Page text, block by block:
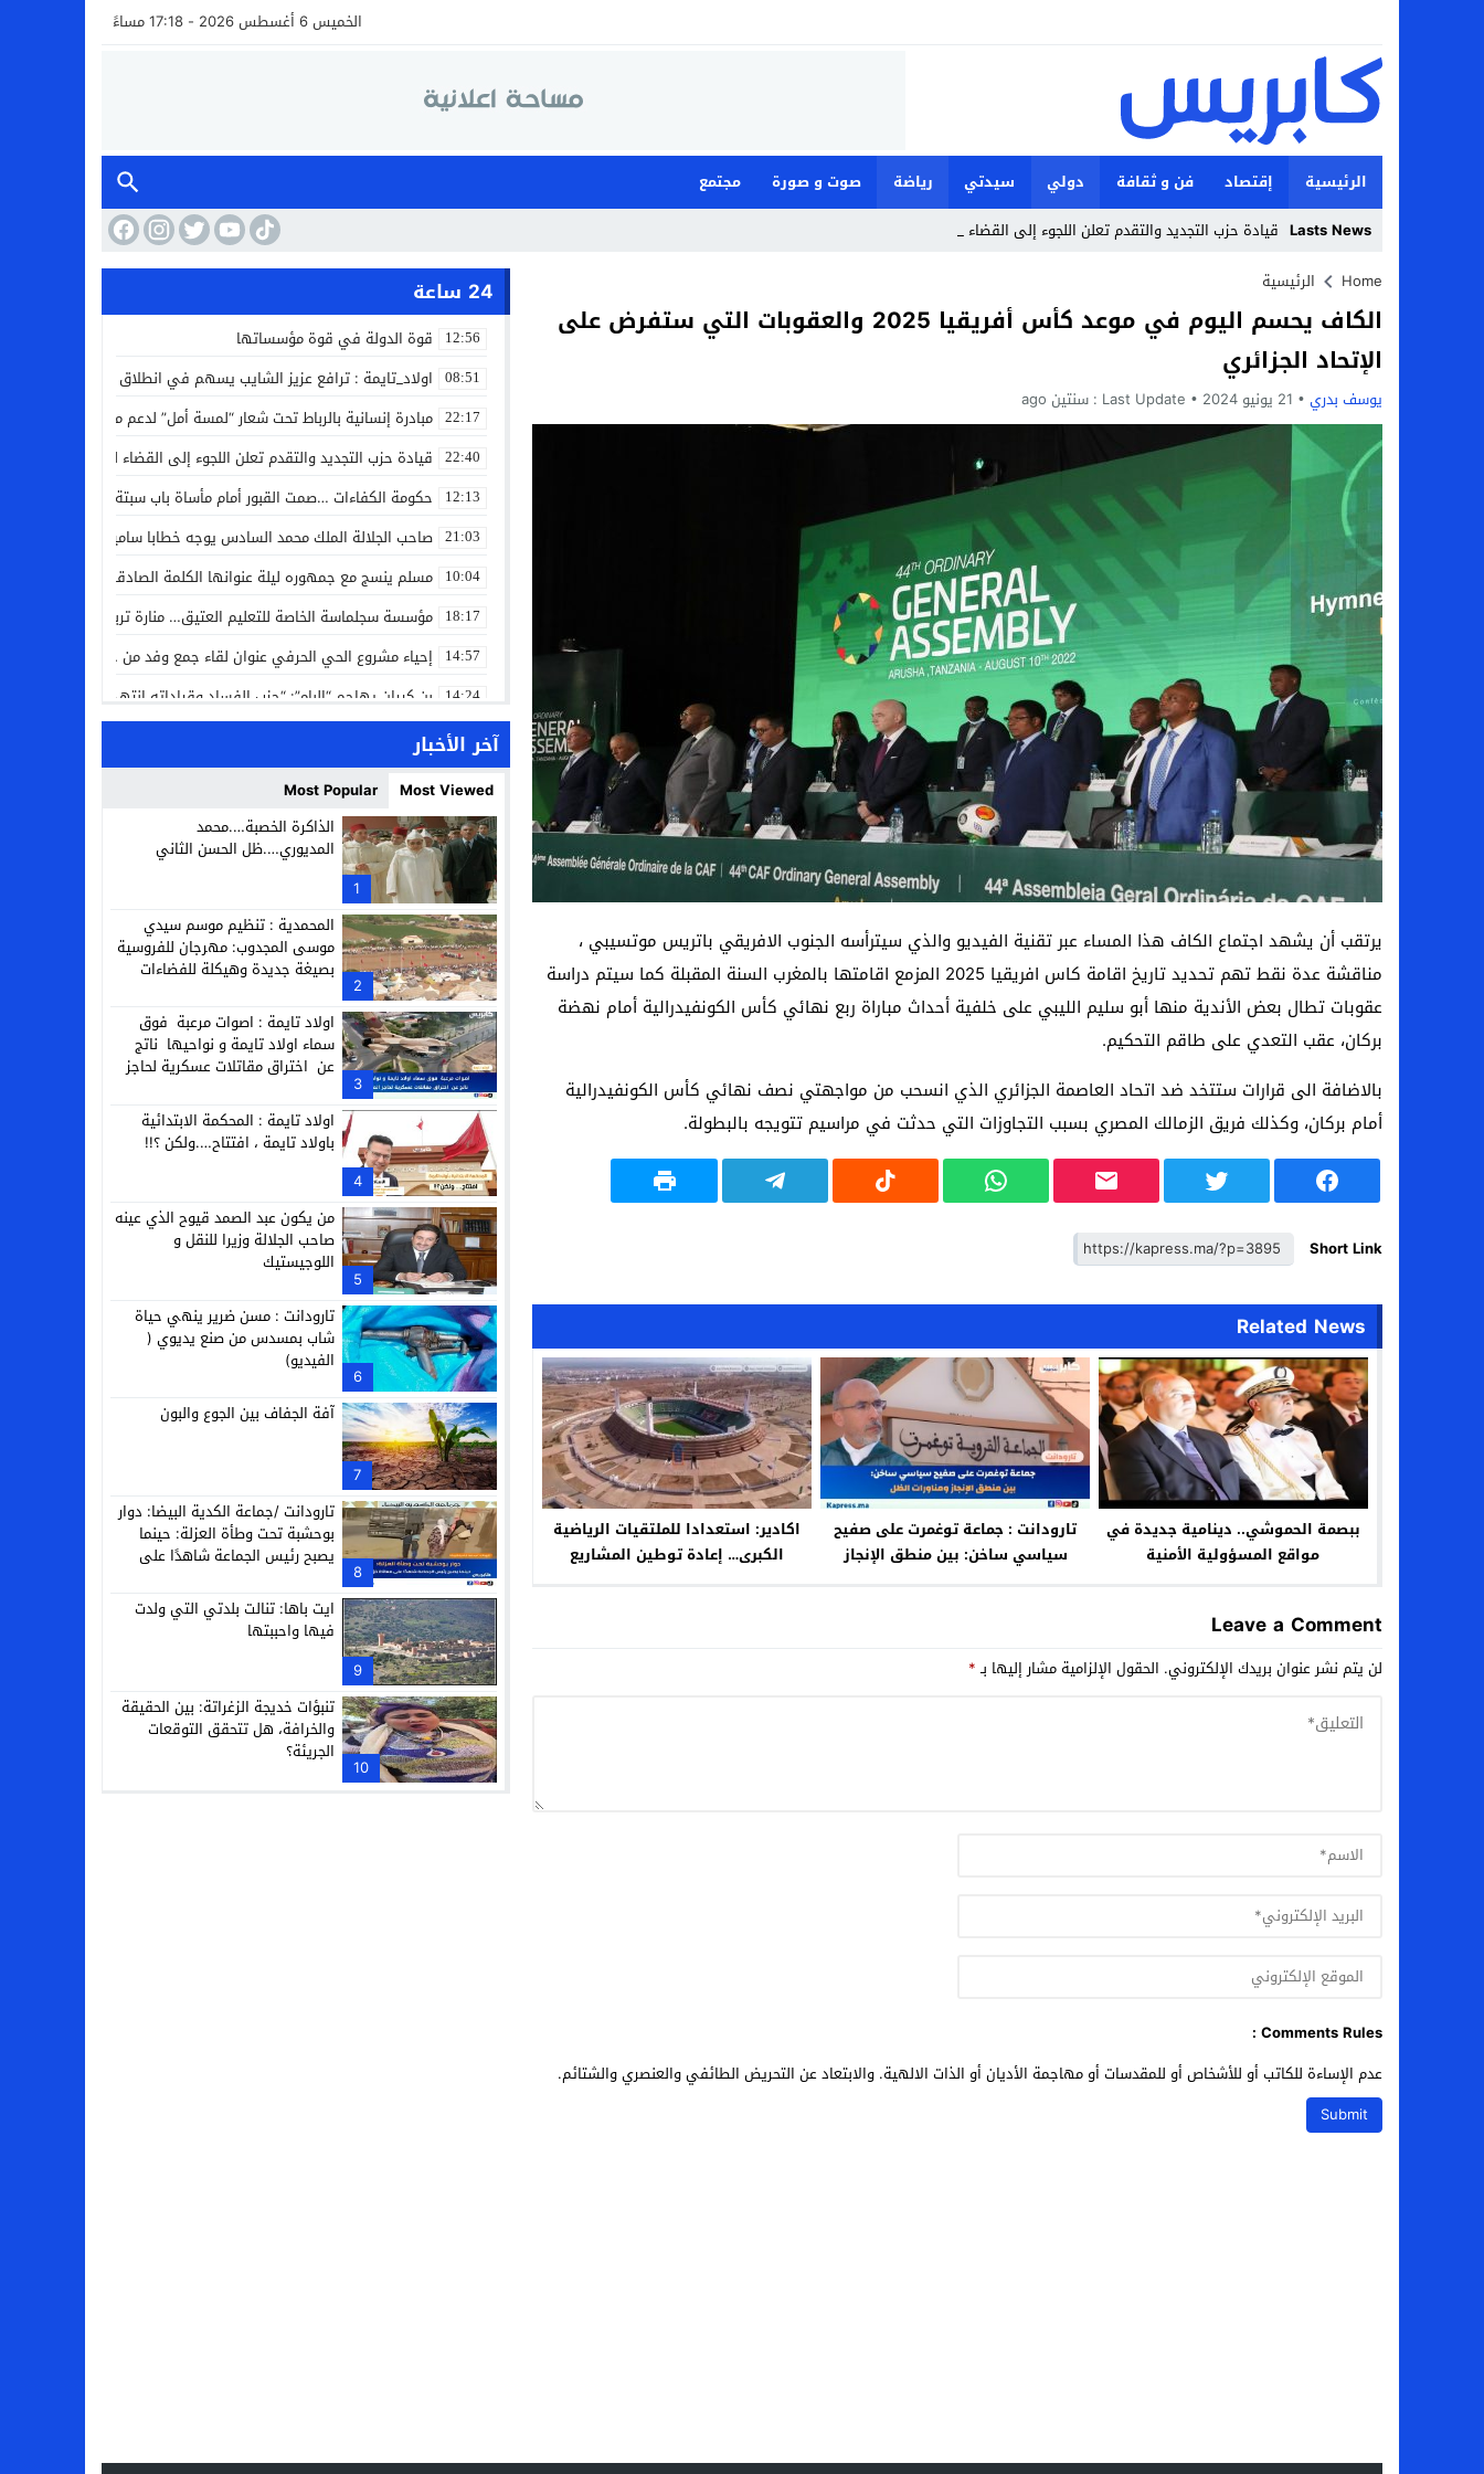
الخميس 6 أغسطس 2026 - 17:18 مساءً
الرئيسية إقتصاد فن و ثقافة دولي سيدتي رياضة صوت و صورة
مجتمع
Lasts News قيادة حزب التجديد والتقدم تعلن اللجوء إلى القضاء لمواجهة م_
Stop
Previous
Next
Home الرئيسية
الكاف يحسم اليوم في موعد كأس أفريقيا 2025 والعقوبات التي ستفرض على
الإتحاد الجزائري
يوسف بدري 21 يونيو 2024 Last Update : سنتين ago
يرتقب أن يشهد اجتماع الكاف هذا المساء عبر تقنية الفيديو والذي سيترأسه الجنوب الافريقي باتريس موتسيبي ،
مناقشة عدة نقط تهم تحديد تاريخ اقامة كاس افريقيا 2025 المزمع اقامتها بالمغرب السنة المقبلة كما سيتم دراسة
عقوبات تطال بعض الأندية منها أبو سليم الليبي على خلفية أحداث مباراة ربع نهائي كأس الكونفيدرالية أمام نهضة
بركان، عقب التعدي على طاقم التحكيم.
بالاضافة الى قرارات ستتخد ضد اتحاد العاصمة الجزائري الذي انسحب من مواجهتي نصف نهائي كأس الكونفيدرالية
أمام بركان، وكذلك فريق الزمالك المصري بسبب التجاوزات التي حدثت في مراسيم تتويجه بالبطولة.
Short Link
Related News
ببصمة الحموشي.. دينامية جديدة في
مواقع المسؤولية الأمنية
تارودانت : جماعة توغمرت على صفيح
سياسي ساخن: بين منطق الإنجاز
اكادير: استعدادا للملتقيات الرياضية
الكبرى… إعادة توطين المشاريع
Leave a Comment
لن يتم نشر عنوان بريدك الإلكتروني. الحقول الإلزامية مشار إليها بـ*
Comments Rules :
عدم الإساءة للكاتب أو للأشخاص أو للمقدسات أو مهاجمة الأديان أو الذات الالهية. والابتعاد عن التحريض الطائفي والعنصري والشتائم.
24 ساعة
12:56 قوة الدولة في قوة مؤسساتها
08:51 اولاد_تايمة : ترافع عزيز الشايب يسهم في انطلاق مشروع مائي
22:17 مبادرة إنسانية بالرباط تحت شعار “لمسة أمل” لدعم مرضى السرطان
22:40 قيادة حزب التجديد والتقدم تعلن اللجوء إلى القضاء لمواجهة ما
12:13 حكومة الكفاءات …صمت القبور أمام مأساة باب سبتة
21:03 صاحب الجلالة الملك محمد السادس يوجه خطابا ساميا إلى الأمة
10:04 مسلم ينسج مع جمهوره ليلة عنوانها الكلمة الصادقة في مهرجان
18:17 مؤسسة سجلماسة الخاصة للتعليم العتيق… منارة تربوية تجمع بين
14:57 إحياء مشروع الحي الحرفي عنوان لقاء جمع وفد من جمعية التضامن
14:24 بن كيران يهاجم “البام”: “حزب الفساد وقياداته انتهى ببعضها في
11:33 كمال محرر يقود استئنافية تارودانت: مسار قضائي راسخ ورؤية
حبشان وكيلاً عاماً بتارودانت: ترقية جديدة في الحركة القضائية
21:28 حزب الديمقراطيين الجدد يؤسس منظمتي شباب ونساء الصحراء بالعيون
13:37 عطش أولاد تايمة وسياسة “الحبة والقبة”: هل أصبح الماء إنجازاً بطولياً؟
12:25 انطلاق فعاليات الدورة 12 لمعرض المنتوجات المحلية بأكادير SIPTA (فيديو)
آخر الأخبار
Most Viewed
Most Popular
1
الذاكرة الخصبة….محمد
المديوري….ظل الحسن الثاني
2
المحمدية : تنظيم موسم سيدي
موسى المجدوب: مهرجان للفروسية
بصيغة جديدة وهيكلة للفضاءات
3
اولاد تايمة : اصوات مرعبة فوق
سماء اولاد تايمة و نواحيها ناتج
عن اختراق مقاتلات عسكرية لحاجز
4
اولاد تايمة : المحكمة الابتدائية
باولاد تايمة ، افتتاح….ولكن ؟!!
5
من يكون عبد الصمد قيوح الذي عينه
صاحب الجلالة وزيرا للنقل و
اللوجيستيك
6
تارودانت : مسن ضرير ينهي حياة
شاب بمسدس من صنع يديوي (
الفيديو)
7
آفة الجفاف بين الجوع والبون
8
تارودانت /جماعة الكدية البيضا: دوار
بوحشبة تحت وطأة العزلة: حينما
يصبح رئيس الجماعة شاهدًا على
9
ايت باها: تنالت بلدتي التي ولدت
فيها واحببتها
10
تنبؤات خديجة الزغراتة: بين الحقيقة
والخرافة، هل تتحقق التوقعات
الجريئة؟